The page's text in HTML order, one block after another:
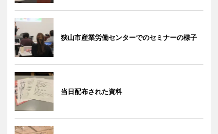
狭山市産業労働センターでのセミナーの様子
当日配布された資料